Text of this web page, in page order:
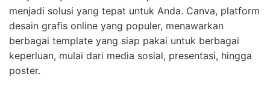
menjadi solusi yang tepat untuk Anda. Canva, platform
desain grafis online yang populer, menawarkan
berbagai template yang siap pakai untuk berbagai
keperluan, mulai dari media sosial, presentasi, hingga
poster.